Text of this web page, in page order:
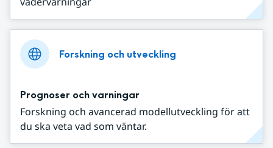
Forskning och utveckling
Prognoser och varningar
Forskning och avancerad modellutveckling för att
du ska veta vad som väntar.